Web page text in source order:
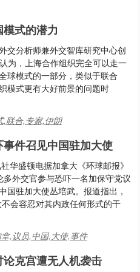
式的潜力
交分析师兼外交智库研究中心创
为，上海合作组织完全可以走一
球模式的一部分，类似于联合
模式更有大好前景的问题时
,联合,专家,伊朗
件召见中国驻加大使
华盛顿电据加拿大《环球邮报》
外交官参与恐吓一名加保守党议
国驻加大使丛培武。报道指出，
会容忍对其内政任何形式的干
,议员,中国,大使,事件
克宫遭无人机袭击